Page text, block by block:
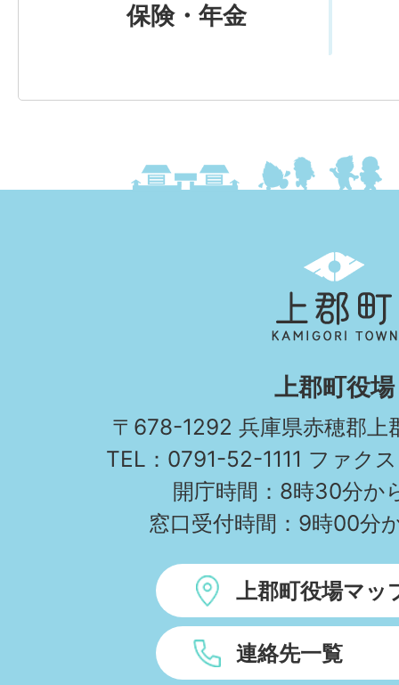
保険・年金
郡
町
KAMIGORI
TOWN
上郡町役場
〒678-1292 兵庫県赤穂郡上
TEL：0791-52-1111 ファク
開庁時間：8時30分か
窓口受付時間：9時00分
上郡町役場マッ
連絡先一覧